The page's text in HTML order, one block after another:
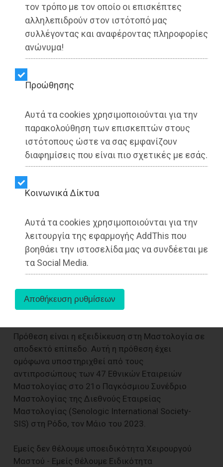
τον τρόπο με τον οποίο οι επισκέπτες
αλληλεπιδρούν στον ιστότοπό μας
συλλέγοντας και αναφέροντας πληροφορίες
ανώνυμα!
Προώθησης
Αυτά τα cookies χρησιμοποιούνται για την
παρακολούθηση των επισκεπτών στους
ιστότοπους ώστε να σας εμφανίζουν
διαφημίσεις που είναι πιο σχετικές με εσάς.
Kοινωνικά Δίκτυα
Αυτά τα cookies χρησιμοποιούνται για την
λειτουργία της εφαρμογής AddThis που
βοηθάει την ιστοσελίδα μας να συνδέεται με
τα Social Media.
Share:
Dimotisnews | 15/06/2026 - 22:11
▶️ Ακούστε το κείμενο
Συνέντευξη Τύπου πραγματοποίησε στις 12
Ιουνίου στο ξενοδοχείο Divani Caravel, η
Ελληνική Εταιρεία Μαστολογίας (EEM).
Αναλυτικότεραη Πρόεδρος της ΕΕΜ, κα Λυδία
Ιωαννίδου-Μουζάκα, εξηγώντας την ανάγκη
αναγνώρισης της Μαστολογίας ως ανεξάρτητης
Ειδικότητας, επεσήμανε τα εξής:
Πρόθεση είναι η εξειδίκευση στη Μαστολογία σε
αποδεκτό επίπεδο. Αυτή η πρόθεση έχει
ομόφωνα υποστηριχθεί από τους
αντιπροσώπους των 47 Εθνικών Εταιρειών
Μαστολογίας στο 21ο Παγκόσμιου Συνέδριο
Μαστολογίας της Διεθνούς Εταιρείας
Μαστολογίας (Senologic International Society-
SIS) στη Ρόδο, τον Μάιο του 2023.
Εμείς δεν θέλουμε υποειδικότητα Χειρουργού
Μαστού - Εμείς θέλουμε Ειδικότητα